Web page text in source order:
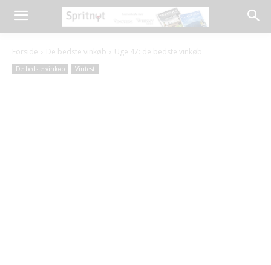
Forside De bedste vinkøb Uge 47: de bedste vinkøb
De bedste vinkøb Vintest